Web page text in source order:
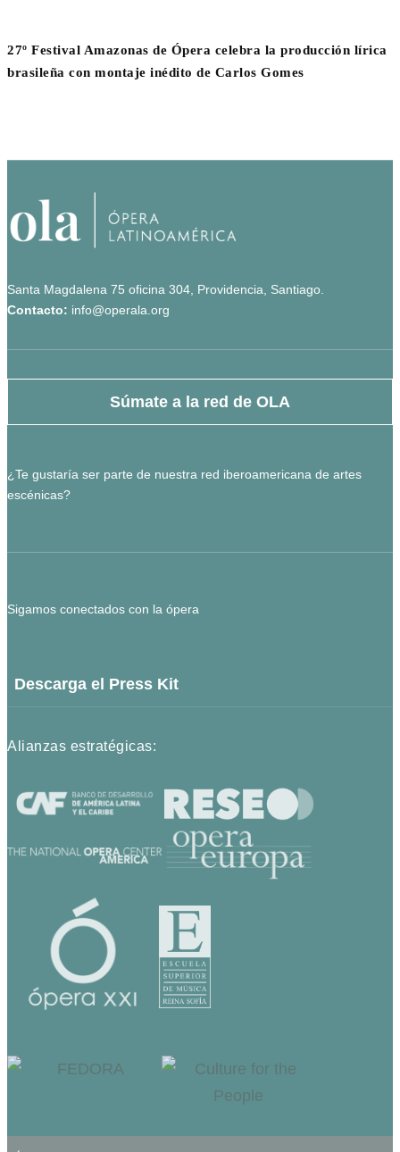
27º Festival Amazonas de Ópera celebra la producción lírica
brasileña con montaje inédito de Carlos Gomes
Santa Magdalena 75 oficina 304, Providencia, Santiago.
Contacto: info@operala.org
Súmate a la red de OLA
¿Te gustaría ser parte de nuestra red iberoamericana de artes
escénicas?
Sigamos conectados con la ópera
Descarga el Press Kit
Alianzas estratégicas: